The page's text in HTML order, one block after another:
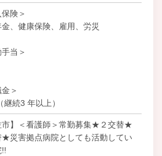
険＞
金、健康保険、雇用、労災
当＞
＞
継続3 年以上）
市】＜看護師＞常勤募集★２交替★
★災害拠点病院としても活動してい
!!